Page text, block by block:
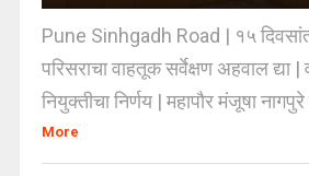
Pune Sinhgadh Road | १५
परिसराचा वाहतूक सर्वेक्षण अहवाल द्या |
नियुक्तीचा निर्णय | महापौर मंजूषा
More